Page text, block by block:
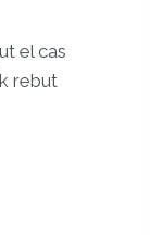
el cas
rebut